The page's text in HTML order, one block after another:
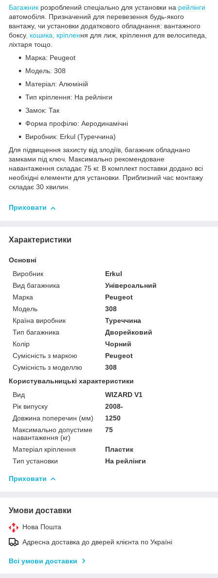
Багажник розроблений спеціально для установки на рейлінги
автомобіля. Призначений для перевезення будь-якого
вантажу, чи установки додаткового обладнання: вантажного
боксу, кошика, кріплення для лиж, кріплення для велосипеда,
ліхтаря тощо.
Марка: Peugeot
Модель: 308
Матеріал: Алюміній
Тип кріплення: На рейлінги
Замок: Так
Форма профілю: Аеродинамічні
Виробник: Erkul (Туреччина)
Для підвищення захисту від злодіїв, багажник обладнано
замками під ключ. Максимально рекомендоване
навантаження складає 75 кг. В комплект поставки додано всі
необхідні елементи для установки. Приблизний час монтажу
складає 30 хвилин.
Приховати
Характеристики
Основні
Виробник
Erkul
Вид багажника
Універсальний
Марка
Peugeot
Модель
308
Країна виробник
Туреччина
Тип багажника
Дворейковий
Колір
Чорний
Сумісність з маркою
Peugeot
Сумісність з моделлю
308
Користувальницькі характеристики
Вид
WIZARD V1
Рік випуску
2008-
Довжина поперечин (мм)
1250
Максимально допустиме
навантаження (кг)
75
Матеріал кріплення
Пластик
Тип установки
На рейлінги
Приховати
Умови доставки
Нова Пошта
Адресна доставка до дверей клієнта по Україні
Всі умови доставки